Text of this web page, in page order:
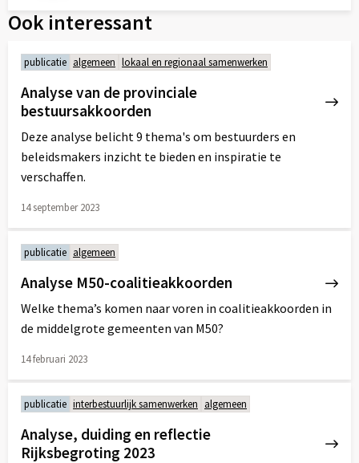
Ook interessant
publicatie algemeen lokaal en regionaal samenwerken
Analyse van de provinciale
bestuursakkoorden
Deze analyse belicht 9 thema's om bestuurders en
beleidsmakers inzicht te bieden en inspiratie te
verschaffen.
14 september 2023
meer
over
publicatie algemeen
Analyse M50-coalitieakkoorden
Welke thema’s komen naar voren in coalitieakkoorden in
de middelgrote gemeenten van M50?
14 februari 2023
meer
over
publicatie interbestuurlijk samenwerken algemeen
Analyse, duiding en reflectie
Rijksbegroting 2023